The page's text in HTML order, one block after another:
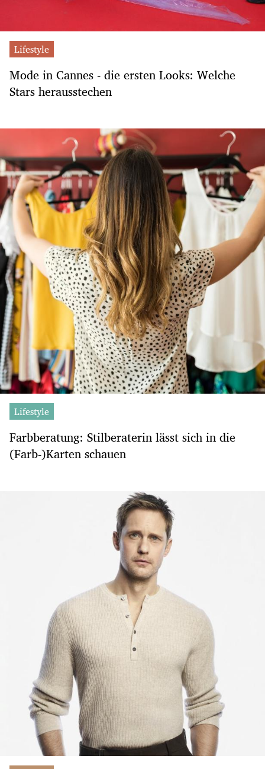
Lifestyle
Mode in Cannes - die ersten Looks: Welche
Stars herausstechen
Lifestyle
Farbberatung: Stilberaterin lässt sich in die
(Farb-)Karten schauen